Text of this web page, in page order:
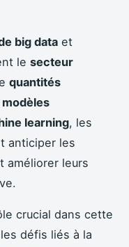
big data et
le secteur
quantités
modèles
learning, les
anticiper les
améliorer leurs
crucial dans cette
défis liés à la